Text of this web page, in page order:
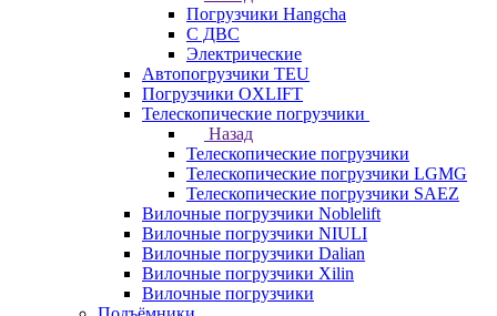
Погрузчики Hangcha
С ДВС
Электрические
Автопогрузчики TEU
Погрузчики OXLIFT
Телескопические погрузчики
Назад
Телескопические погрузчики
Телескопические погрузчики LGMG
Телескопические погрузчики SAEZ
Вилочные погрузчики Noblelift
Вилочные погрузчики NIULI
Вилочные погрузчики Dalian
Вилочные погрузчики Xilin
Вилочные погрузчики